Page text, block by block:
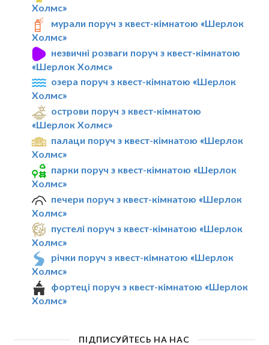
Холмс»
мурали поруч з квест-кімнатою «Шерлок
Холмс»
незвичні розваги поруч з квест-кімнатою
«Шерлок Холмс»
озера поруч з квест-кімнатою «Шерлок
Холмс»
острови поруч з квест-кімнатою
«Шерлок Холмс»
палаци поруч з квест-кімнатою «Шерлок
Холмс»
парки поруч з квест-кімнатою «Шерлок
Холмс»
печери поруч з квест-кімнатою «Шерлок
Холмс»
пустелі поруч з квест-кімнатою «Шерлок
Холмс»
річки поруч з квест-кімнатою «Шерлок
Холмс»
фортеці поруч з квест-кімнатою «Шерлок
Холмс»
ПІДПИСУЙТЕСЬ НА НАС